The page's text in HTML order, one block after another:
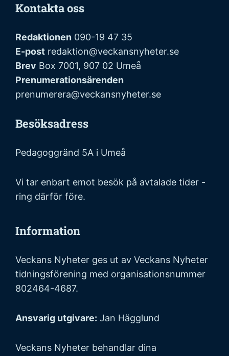
Kontakta oss
Redaktionen 090-19 47 35
E-post redaktion@veckansnyheter.se
Brev Box 7001, 907 02 Umeå
Prenumerationsärenden
prenumerera@veckansnyheter.se
Besöksadress
Pedagoggränd 5A i Umeå
Vi tar enbart emot besök på avtalade tider -
ring därför före.
Information
Veckans Nyheter ges ut av Veckans Nyheter
tidningsförening med organisationsnummer
802464-4687.
Ansvarig utgivare: Jan Hägglund
Veckans Nyheter behandlar dina